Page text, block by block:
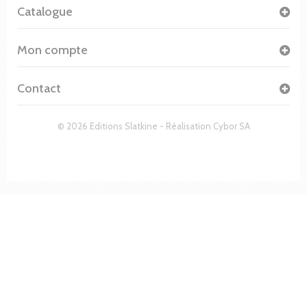
© 2026 Editions Slatkine - Réalisation Cybor SA
Catalogue
Mon compte
Contact